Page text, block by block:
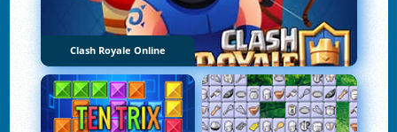
Clash Royale Online